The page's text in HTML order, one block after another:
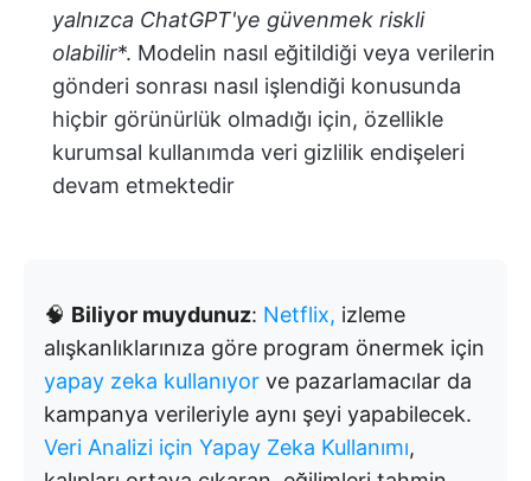
yalnızca ChatGPT'ye güvenmek riskli
olabilir*. Modelin nasıl eğitildiği veya verilerin
gönderi sonrası nasıl işlendiği konusunda
hiçbir görünürlük olmadığı için, özellikle
kurumsal kullanımda veri gizlilik endişeleri
devam etmektedir
🧠 Biliyor muydunuz: Netflix, izleme
alışkanlıklarınıza göre program önermek için
yapay zeka kullanıyor ve pazarlamacılar da
kampanya verileriyle aynı şeyi yapabilecek.
Veri Analizi için Yapay Zeka Kullanımı,